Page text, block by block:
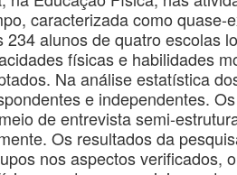
caracterizada como quase-
alunos de quatro escolas
físicas e habilidades
Na análise estatística
e independentes.
de entrevista semi-
Os resultados da
nos aspectos verificados,